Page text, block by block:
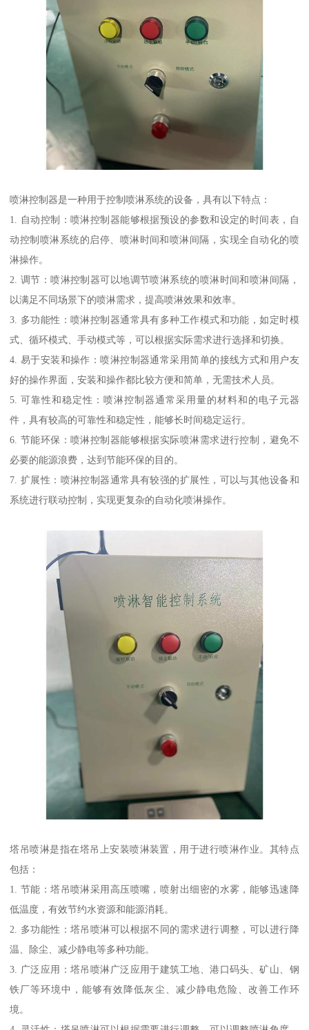
喷淋控制器是一种用于控制喷淋系统的设备，具有以下特点：
1. 自动控制：喷淋控制器能够根据预设的参数和设定的时间表，自
动控制喷淋系统的启停、喷淋时间和喷淋间隔，实现全自动化的喷
淋操作。
2. 调节：喷淋控制器可以地调节喷淋系统的喷淋时间和喷淋间隔，
以满足不同场景下的喷淋需求，提高喷淋效果和效率。
3. 多功能性：喷淋控制器通常具有多种工作模式和功能，如定时模
式、循环模式、手动模式等，可以根据实际需求进行选择和切换。
4. 易于安装和操作：喷淋控制器通常采用简单的接线方式和用户友
好的操作界面，安装和操作都比较方便和简单，无需技术人员。
5. 可靠性和稳定性：喷淋控制器通常采用量的材料和的电子元器
件，具有较高的可靠性和稳定性，能够长时间稳定运行。
6. 节能环保：喷淋控制器能够根据实际喷淋需求进行控制，避免不
必要的能源浪费，达到节能环保的目的。
7. 扩展性：喷淋控制器通常具有较强的扩展性，可以与其他设备和
系统进行联动控制，实现更复杂的自动化喷淋操作。
塔吊喷淋是指在塔吊上安装喷淋装置，用于进行喷淋作业。其特点
包括：
1. 节能：塔吊喷淋采用高压喷嘴，喷射出细密的水雾，能够迅速降
低温度，有效节约水资源和能源消耗。
2. 多功能性：塔吊喷淋可以根据不同的需求进行调整，可以进行降
温、除尘、减少静电等多种功能。
3. 广泛应用：塔吊喷淋广泛应用于建筑工地、港口码头、矿山、钢
铁厂等环境中，能够有效降低灰尘、减少静电危险、改善工作环
境。